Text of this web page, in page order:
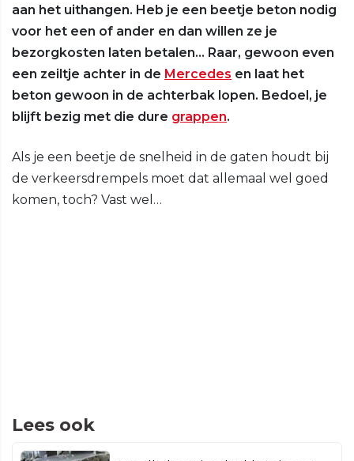
aan het uithangen. Heb je een beetje beton nodig
voor het een of ander en dan willen ze je
bezorgkosten laten betalen… Raar, gewoon even
een zeiltje achter in de Mercedes en laat het
beton gewoon in de achterbak lopen. Bedoel, je
blijft bezig met die dure grappen.
Als je een beetje de snelheid in de gaten houdt bij
de verkeersdrempels moet dat allemaal wel goed
komen, toch? Vast wel…
Lees ook